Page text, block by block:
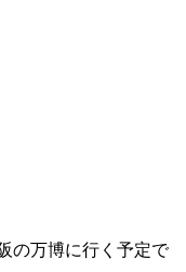
の万博に行く予定で